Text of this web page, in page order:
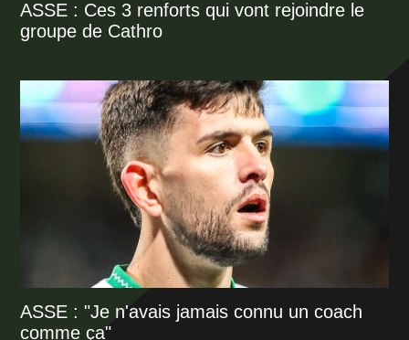
ASSE : Ces 3 renforts qui vont rejoindre le
groupe de Cathro
ASSE : "Je n'avais jamais connu un coach
comme ça"